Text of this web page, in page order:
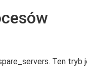
Ten